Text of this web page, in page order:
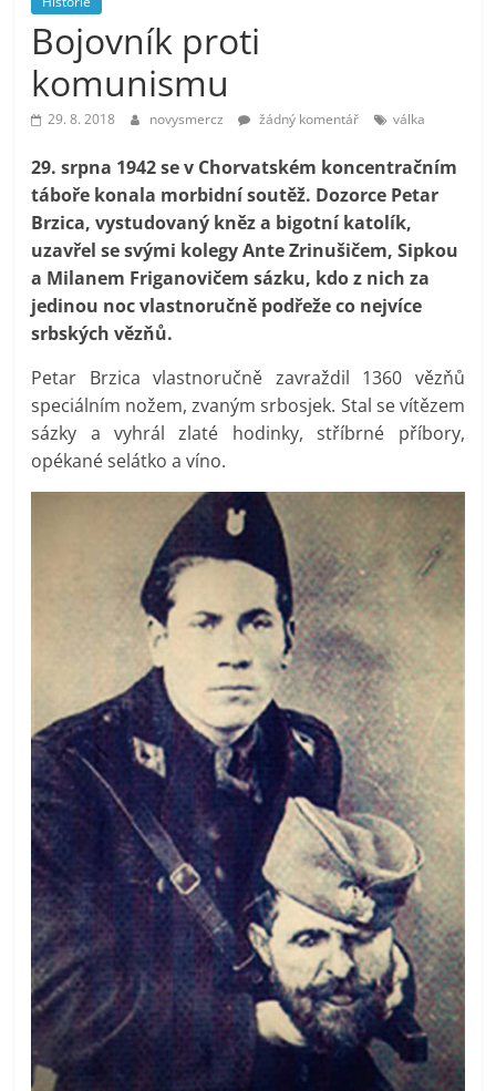
prospívá?
Bojovník proti
komunismu
29. 8. 2018 novysmercz žádný komentář válka
29. srpna 1942 se v Chorvatském koncentračním
táboře konala morbidní soutěž. Dozorce Petar
Brzica, vystudovaný kněz a bigotní katolík,
uzavřel se svými kolegy Ante Zrinušičem, Sipkou
a Milanem Friganovičem sázku, kdo z nich za
jedinou noc vlastnoručně podřeže co nejvíce
srbských vězňů.
Petar Brzica vlastnoručně zavraždil 1360 vězňů
speciálním nožem, zvaným srbosjek. Stal se vítězem
sázky a vyhrál zlaté hodinky, stříbrné příbory,
opékané selátko a víno.